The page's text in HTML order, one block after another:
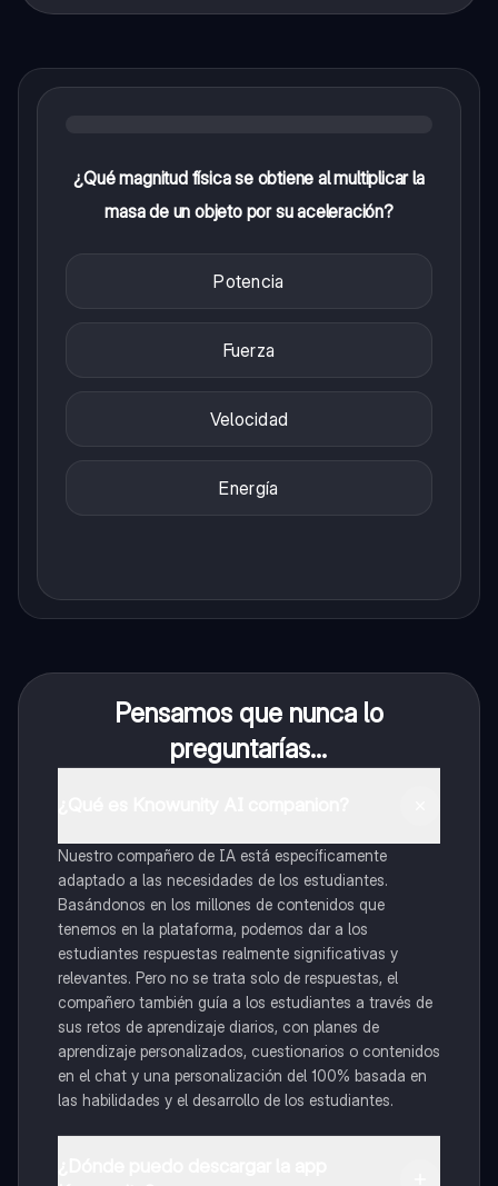
¿Qué magnitud física se obtiene al multiplicar la
masa de un objeto por su aceleración?
Potencia
Fuerza
Velocidad
Energía
Pensamos que nunca lo
preguntarías...
Nuestro compañero de IA está específicamente
adaptado a las necesidades de los estudiantes.
Basándonos en los millones de contenidos que
tenemos en la plataforma, podemos dar a los
estudiantes respuestas realmente significativas y
relevantes. Pero no se trata solo de respuestas, el
compañero también guía a los estudiantes a través de
sus retos de aprendizaje diarios, con planes de
aprendizaje personalizados, cuestionarios o contenidos
en el chat y una personalización del 100% basada en
las habilidades y el desarrollo de los estudiantes.